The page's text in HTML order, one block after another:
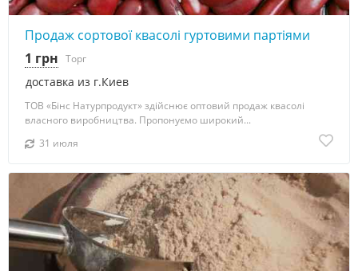
Продаж сортової квасолі гуртовими партіями
доставка из г.Киев
1 грн Торг
ТОВ «Бінс Натурпродукт» здійснює оптовий продаж квасолі
власного виробництва. Пропонуємо широкий...
31 июля